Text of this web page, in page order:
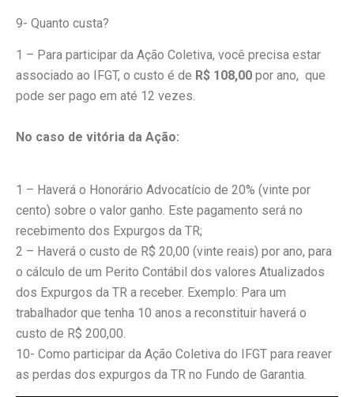
9- Quanto custa?
1 – Para participar da Ação Coletiva, você precisa estar
associado ao IFGT, o custo é de R$ 108,00 por ano, que
pode ser pago em até 12 vezes.
No caso de vitória da Ação:
1 – Haverá o Honorário Advocatício de 20% (vinte por
cento) sobre o valor ganho. Este pagamento será no
recebimento dos Expurgos da TR;
2 – Haverá o custo de R$ 20,00 (vinte reais) por ano, para
o cálculo de um Perito Contábil dos valores Atualizados
dos Expurgos da TR a receber. Exemplo: Para um
trabalhador que tenha 10 anos a reconstituir haverá o
custo de R$ 200,00.
10- Como participar da Ação Coletiva do IFGT para reaver
as perdas dos expurgos da TR no Fundo de Garantia.